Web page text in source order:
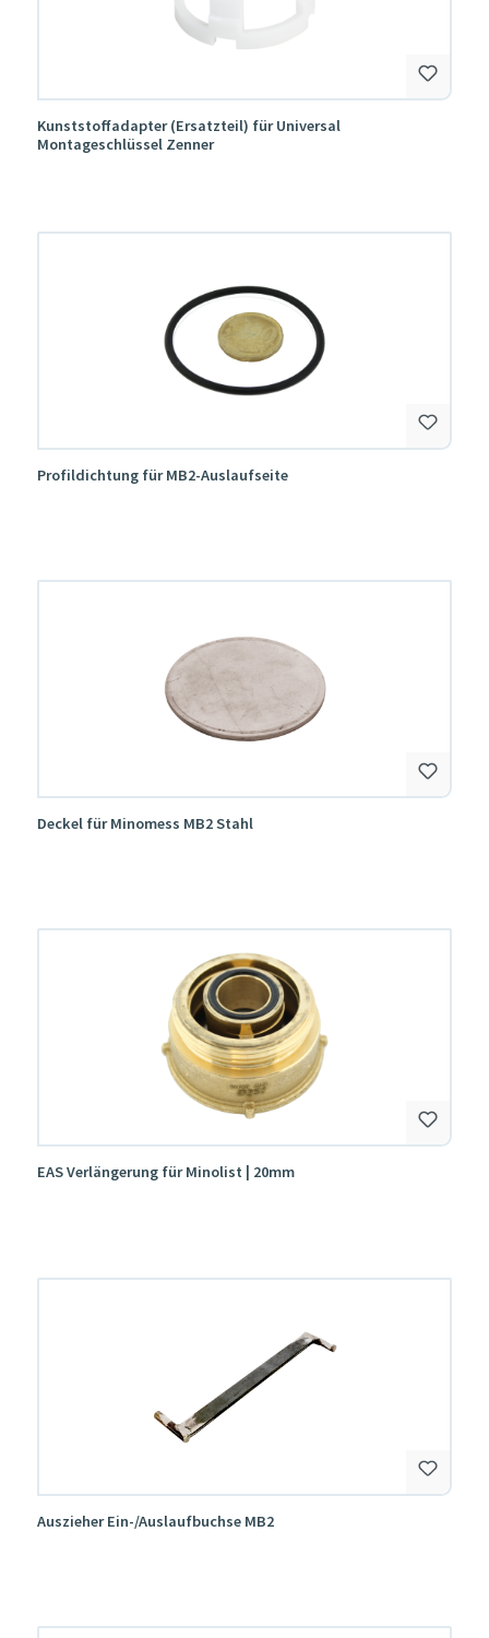
Kunststoffadapter (Ersatzteil) für Universal
Montageschlüssel Zenner
Profildichtung für MB2-Auslaufseite
Deckel für Minomess MB2 Stahl
EAS Verlängerung für Minolist | 20mm
Auszieher Ein-/Auslaufbuchse MB2